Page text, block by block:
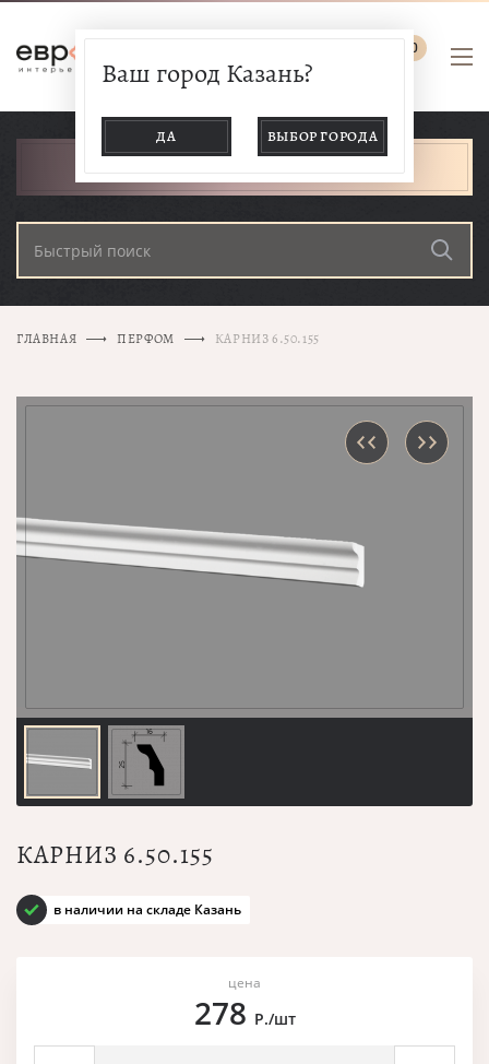
0
Ваш город Казань?
ДА ВЫБОР ГОРОДА
ГЛАВНАЯ ПЕРФОМ КАРНИЗ 6.50.155
КАРНИЗ 6.50.155
в наличии на складе Казань
цена
278 Р./шт